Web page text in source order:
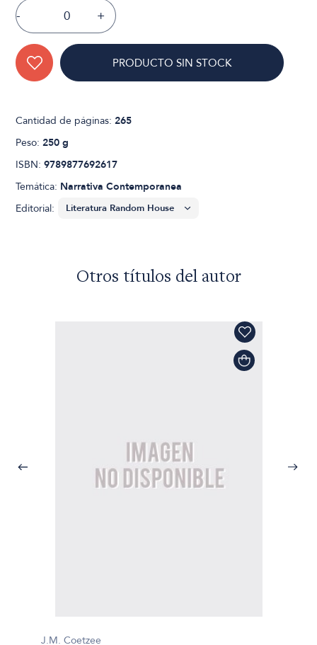
- +
PRODUCTO SIN STOCK
Cantidad de páginas:265
Peso:250 g
ISBN:9789877692617
Temática: Narrativa Contemporanea
Editorial:
Otros títulos del autor
J.M. Coetzee